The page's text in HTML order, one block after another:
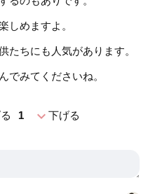
しめますよ。
たちにも人気があります。
でみてくださいね。
1 expand_more下げる